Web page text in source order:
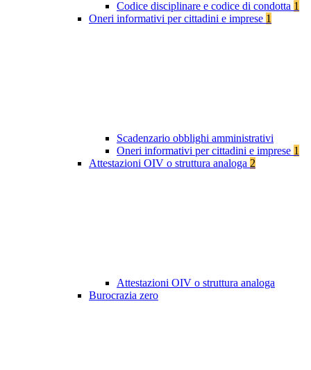
Codice disciplinare e codice di condotta 1
Oneri informativi per cittadini e imprese 1
Scadenzario obblighi amministrativi
Oneri informativi per cittadini e imprese 1
Attestazioni OIV o struttura analoga 2
Attestazioni OIV o struttura analoga
Burocrazia zero